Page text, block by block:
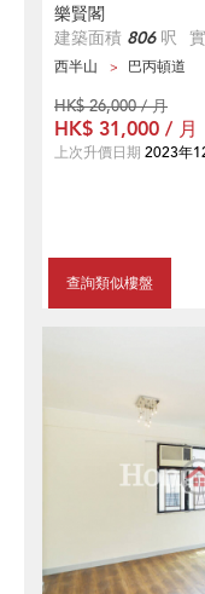
樂賢閣
建築面積 806呎
西半山 巴丙頓道
查詢類似樓盤
HK$ 26,000 / 月
HK$ 31,000 / 月
上次升價日期 2023年